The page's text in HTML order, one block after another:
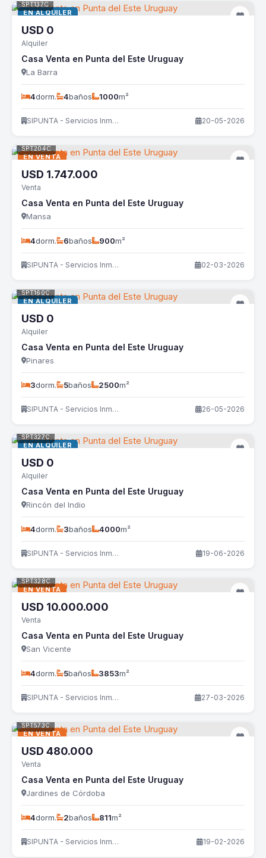
EN ALQUILER
SPT137C
USD 0
Alquiler
Casa Venta en Punta del Este Uruguay
La Barra
4dorm. 4baños 1000m²
SIPUNTA - Servicios Inmobiliarios 20-05-2026
EN VENTA
SPT204C
USD 1.747.000
Venta
Casa Venta en Punta del Este Uruguay
Mansa
4dorm. 6baños 900m²
SIPUNTA - Servicios Inmobiliarios 02-03-2026
EN ALQUILER
SPT160C
USD 0
Alquiler
Casa Venta en Punta del Este Uruguay
Pinares
3dorm. 5baños 2500m²
SIPUNTA - Servicios Inmobiliarios 26-05-2026
EN ALQUILER
SPT327C
USD 0
Alquiler
Casa Venta en Punta del Este Uruguay
Rincón del Indio
4dorm. 3baños 4000m²
SIPUNTA - Servicios Inmobiliarios 19-06-2026
EN VENTA
SPT328C
USD 10.000.000
Venta
Casa Venta en Punta del Este Uruguay
San Vicente
4dorm. 5baños 3853m²
SIPUNTA - Servicios Inmobiliarios 27-03-2026
EN VENTA
SPT573C
USD 480.000
Venta
Casa Venta en Punta del Este Uruguay
Jardines de Córdoba
4dorm. 2baños 811m²
SIPUNTA - Servicios Inmobiliarios 19-02-2026